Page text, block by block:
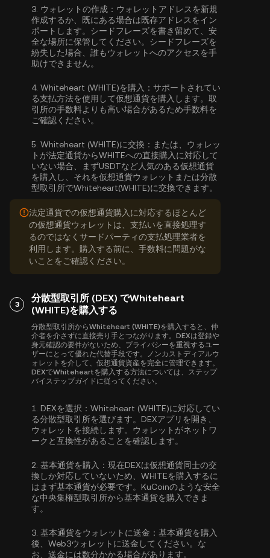
3. ウォレットの作成： ウォレットアドレスを新規
作成するか、既にある場合は既存アドレスをイン
ポートします。シードフレーズを書き留めて、安
全な場所に保管してください。シードフレーズを
紛失した場合、誰もウォレットへのアクセスを手
助けできません。
4. Whiteheart (WHITE)を購入： サポートされてい
る支払方法を使用して仮想通貨を購入します。取
引所の手数料よりも高い場合があるため手数料を
ご確認ください。
5. Whiteheart (WHITE)に交換： または、ウォレッ
トが法定通貨からWHITEへの直接購入に対応して
いない場合、まずUSDTなど人気のある仮想通貨
を購入し、それを仮想通貨ウォレットまたは分散
型取引所でWhiteheart(WHITE)に交換できます。
法定通貨での仮想通貨購入に対応するほとんど
の仮想通貨ウォレットは、支払いを直接処理す
るのではなくサードパーティの支払処理業者を
利用します。購入する前に、手数料に問題がな
いことをご確認ください。
3
分散型取引所 (DEX) でWhiteheart
(WHITE)を購入する
分散型取引所からWhiteheart (WHITE)を購入すると、仲
介者を介さずに直接売り手とつながります。DEXは登録や
身元確認の要件がないため、プライバシーを重視するユー
ザーにとって優れた代替手段です。ノンカストディアルウ
ォレットを介して、仮想通貨資産を完全に管理できます。
DEXでWhiteheartを購入する方法については、ステップ
バイステップガイドに従ってください。
1. DEXを選択： Whiteheart (WHITE)に対応してい
る分散型取引所を選びます。DEXアプリを開き、
ウォレットを接続します。ウォレットがネットワ
ークと互換性があることを確認します。
2. 基本通貨を購入： 現在DEXは仮想通貨同士の交
換しか対応していないため、WHITEを購入するに
はまず基本通貨が必要です。KuCoinのような安全
な中央集権型取引所から基本通貨を購入 できま
す。
3. 基本通貨をウォレットに送金： 基本通貨を購入
後、Web3ウォレットに送金してください。な
お、送金には数分かかる場合があります。